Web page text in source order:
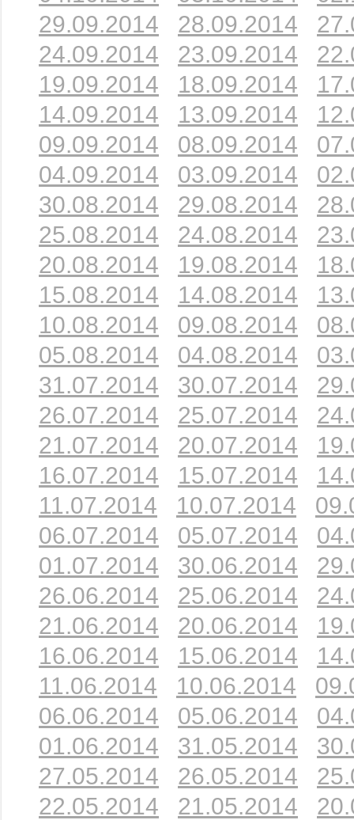
29.09.2014
28.09.2014
24.09.2014
23.09.2014
19.09.2014
18.09.2014
14.09.2014
13.09.2014
09.09.2014
08.09.2014
04.09.2014
03.09.2014
30.08.2014
29.08.2014
25.08.2014
24.08.2014
20.08.2014
19.08.2014
15.08.2014
14.08.2014
10.08.2014
09.08.2014
05.08.2014
04.08.2014
31.07.2014
30.07.2014
26.07.2014
25.07.2014
21.07.2014
20.07.2014
16.07.2014
15.07.2014
11.07.2014
10.07.2014
06.07.2014
05.07.2014
01.07.2014
30.06.2014
26.06.2014
25.06.2014
21.06.2014
20.06.2014
16.06.2014
15.06.2014
11.06.2014
10.06.2014
06.06.2014
05.06.2014
01.06.2014
31.05.2014
27.05.2014
26.05.2014
22.05.2014
21.05.2014